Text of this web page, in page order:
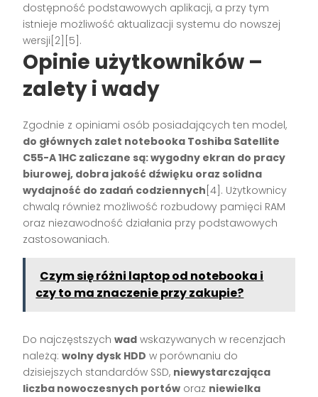
dostępność podstawowych aplikacji, a przy tym
istnieje możliwość aktualizacji systemu do nowszej
wersji[2][5].
Opinie użytkowników –
zalety i wady
Zgodnie z opiniami osób posiadających ten model,
do głównych zalet notebooka Toshiba Satellite
C55-A 1HC zaliczane są: wygodny ekran do pracy
biurowej, dobra jakość dźwięku oraz solidna
wydajność do zadań codziennych [4]. Użytkownicy
chwalą również możliwość rozbudowy pamięci RAM
oraz niezawodność działania przy podstawowych
zastosowaniach.
Czym się różni laptop od notebooka i
czy to ma znaczenie przy zakupie?
Do najczęstszychwad wskazywanych w recenzjach
należą:wolny dysk HDD w porównaniu do
dzisiejszych standardów SSD, niewystarczająca
liczba nowoczesnych portów oraz niewielka